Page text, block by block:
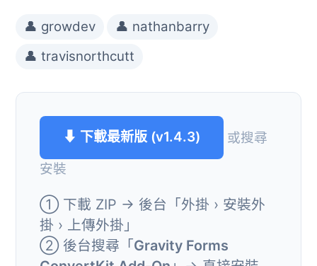
👤 growdev
👤 nathanbarry
👤 travisnorthcutt
⬇ 下載最新版 (v1.4.3)
或搜尋
安裝
① 下載 ZIP → 後台「外掛 › 安裝外
掛 › 上傳外掛」
② 後台搜尋「Gravity Forms